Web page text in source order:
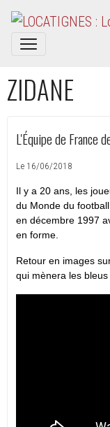
ZIDANE
L'Équipe de France
Le 16/06/2018
Il y a 20 ans, les
du Monde du
en décembre 1997
en forme.
Retour en images
qui mènera les